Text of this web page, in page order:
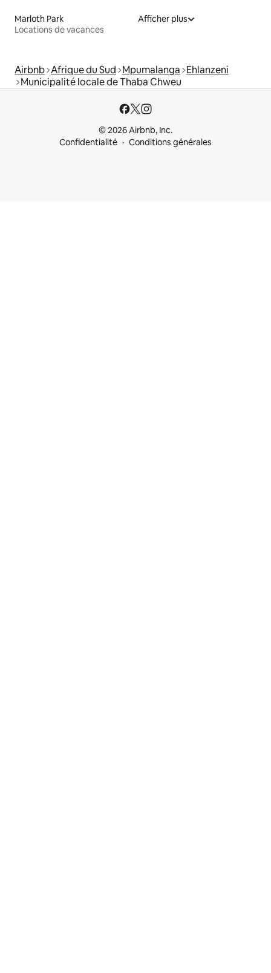
Marloth Park
Locations de vacances
Afficher plus
Airbnb Afrique du Sud Mpumalanga Ehlanzeni
Municipalité locale de Thaba Chweu
© 2026 Airbnb, Inc.
Confidentialité
Conditions générales